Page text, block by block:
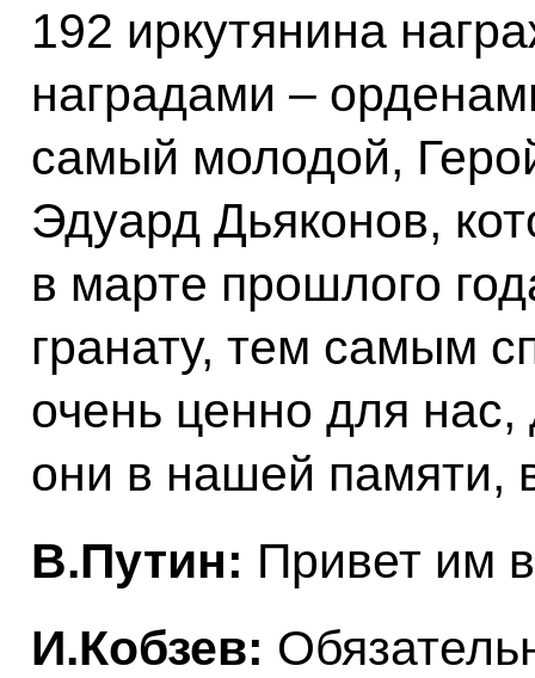
192 иркутянина
наградами –
самый молодой,
Эдуард Дьяконов,
в марте прошлого
гранату, тем самым
очень ценно для нас,
они в нашей памяти,
В.Путин: Привет им
И.Кобзев: